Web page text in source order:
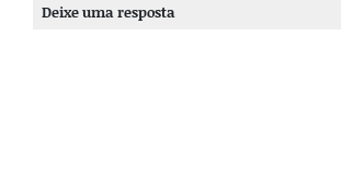
Deixe uma resposta